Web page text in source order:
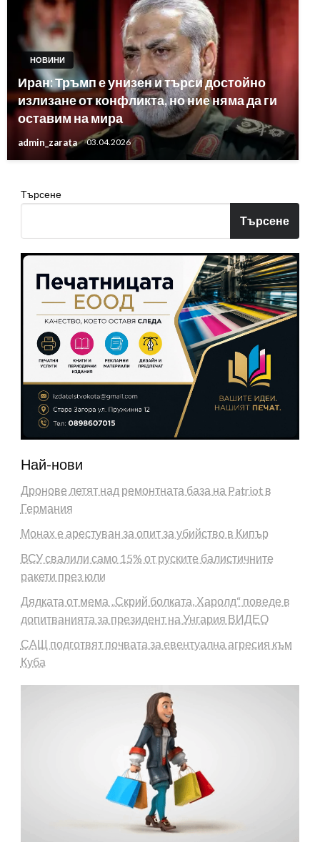
НОВИНИ
Иран: Тръмп е унизен и търси достойно
излизане от конфликта, но ние няма да ги
оставим на мира
admin_zarata 03.04.2026
Търсене
Търсене
Най-нови
Дронове летят над ремонтната база на Patriot в
Германия
Монах е арестуван за опит за убийство в Кипър
ВСУ свалили само 15% от руските балистичните
ракети през юли
Дядката от мема „Скрий болката, Харолд“ поведе в
допитванията за президент на Унгария ВИДЕО
САЩ подготвят почвата за евентуална агресия към
Куба